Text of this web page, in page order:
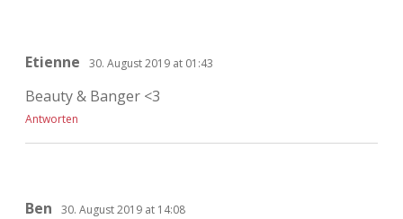
Etienne 30. August 2019 at 01:43
Beauty & Banger <3
Antworten
Ben 30. August 2019 at 14:08